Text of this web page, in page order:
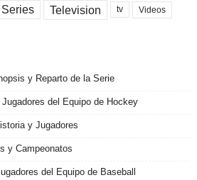
Series Television tv Videos
y Reparto de la Serie
del Equipo de Hockey
y Jugadores
y Campeonatos
del Equipo de Baseball